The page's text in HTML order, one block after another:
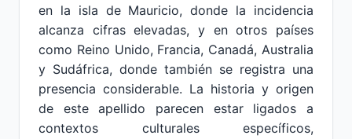
en la isla de Mauricio, donde la incidencia
alcanza cifras elevadas, y en otros países
como Reino Unido, Francia, Canadá, Australia
y Sudáfrica, donde también se registra una
presencia considerable. La historia y origen
de este apellido parecen estar ligados a
contextos culturales específicos,